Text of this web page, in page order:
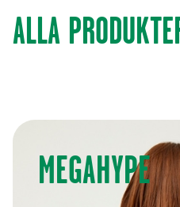
ALLA
MEGAHYPE